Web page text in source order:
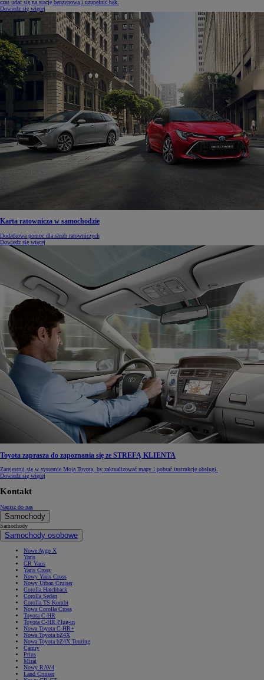
czas udać się na stację benzynową i uzupełnić bak.
Dowiedz się więcej
Karta ratownicza w samochodzie
Dodatkowa pomoc dla służb ratowniczych
Dowiedz się więcej
Toyota zaprasza do zapoznania się ze STREFĄ KLIENTA
Zarejestruj się w systemie Moja Toyota, by zaktualizować mapy i pobrać instrukcje obsługi.
Dowiedz się więcej
Kontakt
Napisz do nas
Samochody
Samochody
Samochody osobowe
Nowe Aygo X
Yaris
GR Yaris
Yaris Cross
Nowy Yaris Cross
Nowy Urban Cruiser
Corolla Hatchback
Corolla Sedan
Corolla TS Kombi
Nowa Corolla Cross
Toyota C-HR
Toyota C-HR Plug-in
Nowa Toyota C-HR+
Nowa Toyota bZ4X
Nowa Toyota bZ4X Touring
Camry
Prius
Mirai
Nowy RAV4
Land Cruiser